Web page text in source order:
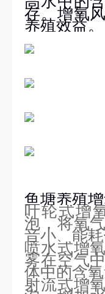
存。增氧
养殖效益。
鱼塘养殖
叶轮式增
泡，将氧
音小、能
喷水式增
雾在空气
体中的含
射流式增